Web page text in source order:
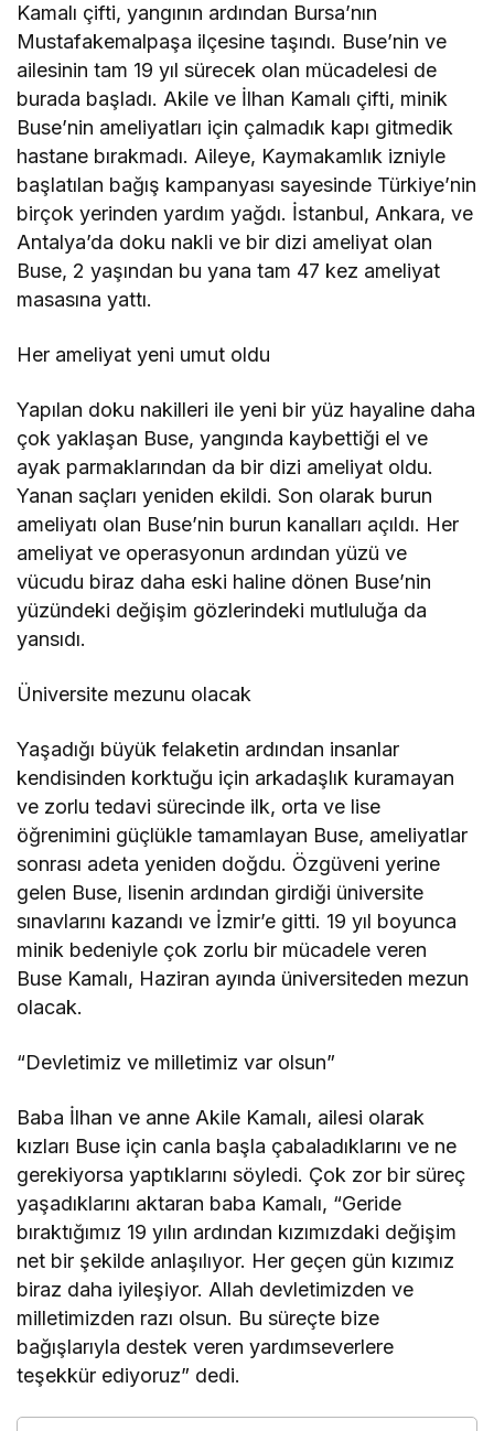
Kamalı çifti, yangının ardından Bursa’nın
Mustafakemalpaşa ilçesine taşındı. Buse’nin ve
ailesinin tam 19 yıl sürecek olan mücadelesi de
burada başladı. Akile ve İlhan Kamalı çifti, minik
Buse’nin ameliyatları için çalmadık kapı gitmedik
hastane bırakmadı. Aileye, Kaymakamlık izniyle
başlatılan bağış kampanyası sayesinde Türkiye’nin
birçok yerinden yardım yağdı. İstanbul, Ankara, ve
Antalya’da doku nakli ve bir dizi ameliyat olan
Buse, 2 yaşından bu yana tam 47 kez ameliyat
masasına yattı.
Her ameliyat yeni umut oldu
Yapılan doku nakilleri ile yeni bir yüz hayaline daha
çok yaklaşan Buse, yangında kaybettiği el ve
ayak parmaklarından da bir dizi ameliyat oldu.
Yanan saçları yeniden ekildi. Son olarak burun
ameliyatı olan Buse’nin burun kanalları açıldı. Her
ameliyat ve operasyonun ardından yüzü ve
vücudu biraz daha eski haline dönen Buse’nin
yüzündeki değişim gözlerindeki mutluluğa da
yansıdı.
Üniversite mezunu olacak
Yaşadığı büyük felaketin ardından insanlar
kendisinden korktuğu için arkadaşlık kuramayan
ve zorlu tedavi sürecinde ilk, orta ve lise
öğrenimini güçlükle tamamlayan Buse, ameliyatlar
sonrası adeta yeniden doğdu. Özgüveni yerine
gelen Buse, lisenin ardından girdiği üniversite
sınavlarını kazandı ve İzmir’e gitti. 19 yıl boyunca
minik bedeniyle çok zorlu bir mücadele veren
Buse Kamalı, Haziran ayında üniversiteden mezun
olacak.
“Devletimiz ve milletimiz var olsun”
Baba İlhan ve anne Akile Kamalı, ailesi olarak
kızları Buse için canla başla çabaladıklarını ve ne
gerekiyorsa yaptıklarını söyledi. Çok zor bir süreç
yaşadıklarını aktaran baba Kamalı, “Geride
bıraktığımız 19 yılın ardından kızımızdaki değişim
net bir şekilde anlaşılıyor. Her geçen gün kızımız
biraz daha iyileşiyor. Allah devletimizden ve
milletimizden razı olsun. Bu süreçte bize
bağışlarıyla destek veren yardımseverlere
teşekkür ediyoruz” dedi.